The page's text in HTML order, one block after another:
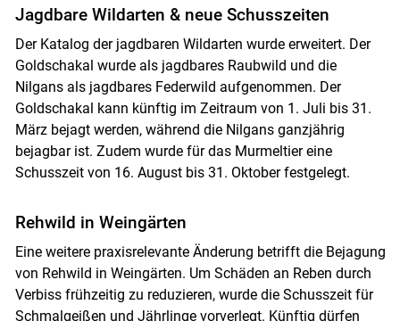
Jagdbare Wildarten & neue Schusszeiten
Der Katalog der jagdbaren Wildarten wurde erweitert. Der
Goldschakal wurde als jagdbares Raubwild und die
Nilgans als jagdbares Federwild aufgenommen. Der
Goldschakal kann künftig im Zeitraum von 1. Juli bis 31.
März bejagt werden, während die Nilgans ganzjährig
bejagbar ist. Zudem wurde für das Murmeltier eine
Schusszeit von 16. August bis 31. Oktober festgelegt.
Rehwild in Weingärten
Eine weitere praxisrelevante Änderung betrifft die Bejagung
von Rehwild in Weingärten. Um Schäden an Reben durch
Verbiss frühzeitig zu reduzieren, wurde die Schusszeit für
Schmalgeißen und Jährlinge vorverlegt. Künftig dürfen